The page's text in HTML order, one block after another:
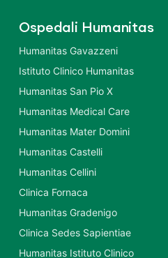
Ospedali Humanitas
Humanitas Gavazzeni
Istituto Clinico Humanitas
Humanitas San Pio X
Humanitas Medical Care
Humanitas Mater Domini
Humanitas Castelli
Humanitas Cellini
Clinica Fornaca
Humanitas Gradenigo
Clinica Sedes Sapientiae
Humanitas Istituto Clinico